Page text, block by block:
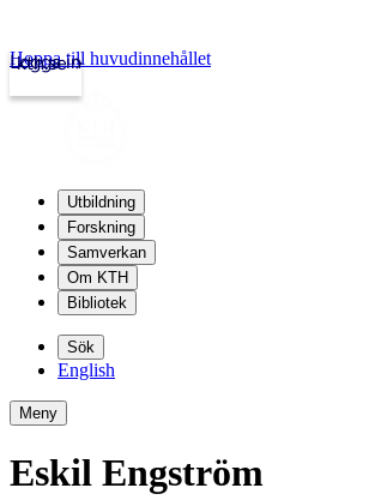
kth.se
Logga in
Hoppa till huvudinnehållet
Utbildning
Forskning
Samverkan
Om KTH
Bibliotek
Sök
English
Meny
Eskil Engström